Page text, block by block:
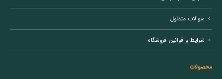
سوالات متداول
شرایط و قوانین فروشگاه
محصولات